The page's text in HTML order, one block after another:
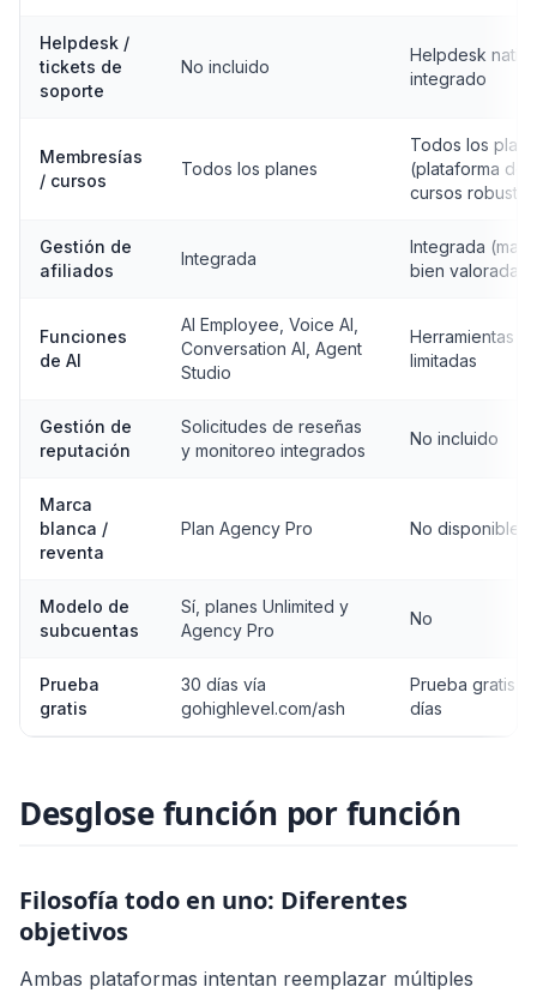
Helpdesk /
tickets de
soporte
No incluido
Helpdesk
integrado
Membresías
/ cursos
Todos los planes
Todos los
(plataforma de
cursos robusta)
Gestión de
afiliados
Integrada
Integrada
bien valorada)
Funciones
de AI
AI Employee, Voice AI,
Conversation AI, Agent
Studio
Herramientas
limitadas
Gestión de
reputación
Solicitudes de reseñas
y monitoreo integrados
No incluido
Marca
blanca /
reventa
Plan Agency Pro No disponible
Modelo de
subcuentas
Sí, planes Unlimited y
Agency Pro
No
Prueba
gratis
30 días vía
gohighlevel.com/ash
Prueba gratis
días
Desglose función por función
Filosofía todo en uno: Diferentes
objetivos
Ambas plataformas intentan reemplazar múltiples